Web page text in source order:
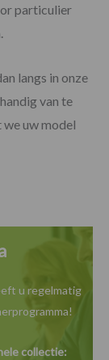
particulier
langs in onze
van te
uw model
u regelmatig
collectie: